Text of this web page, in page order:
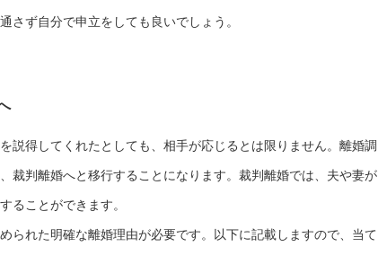
さず自分で申立をしても良いでしょう。
説得してくれたとしても、相手が応じるとは限りません。離婚調
裁判離婚へと移行することになります。裁判離婚では、夫や妻が
ることができます。
られた明確な離婚理由が必要です。以下に記載しますので、当て